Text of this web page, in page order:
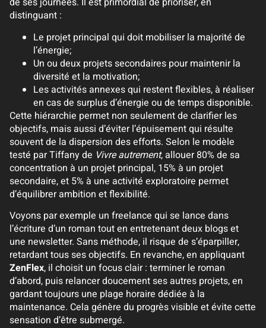
distinguant :
Le projet principal qui doit mobiliser la majorité de
l’énergie;
Un ou deux projets secondaires pour maintenir la
diversité et la motivation;
Les activités annexes qui restent flexibles, à réaliser
en cas de surplus d’énergie ou de temps disponible.
Cette hiérarchie permet non seulement de clarifier les
objectifs, mais aussi d’éviter l’épuisement qui résulte
souvent de la dispersion des efforts. Selon le modèle
testé par Tiffany de Vivre autrement, allouer 80% de sa
concentration à un projet principal, 15% à un projet
secondaire, et 5% à une activité exploratoire permet
d’équilibrer ambition et flexibilité.
Voyons par exemple un freelance qui se lance dans
l’écriture d’un roman tout en entretenant deux blogs et
une newsletter. Sans méthode, il risque de s’éparpiller,
retardant tous ses objectifs. En revanche, en appliquant
ZenFlex, il choisit un focus clair : terminer le roman
d’abord, puis relancer doucement ses autres projets, en
gardant toujours une plage horaire dédiée à la
maintenance. Cela génère du progrès visible et évite cette
sensation d’être submergé.